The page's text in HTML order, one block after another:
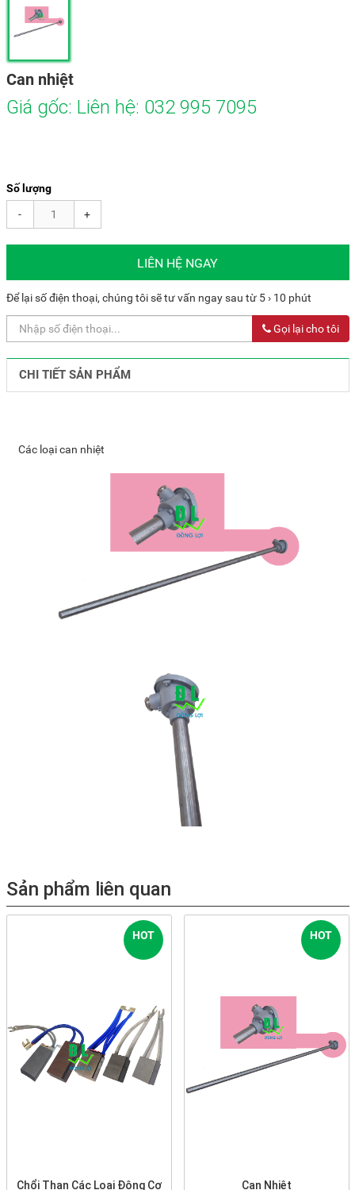
Can nhiệt
Giá gốc: Liên hệ: 032 995 7095
Số lượng
- +
LIÊN HỆ NGAY
Để lại số điện thoại, chúng tôi sẽ tư vấn ngay sau từ 5 › 10 phút
Gọi lại cho tôi
CHI TIẾT SẢN PHẨM
Các loại can nhiệt
Sản phẩm liên quan
HOT
Chổi Than Các Loại Động Cơ
HOT
Can Nhiệt